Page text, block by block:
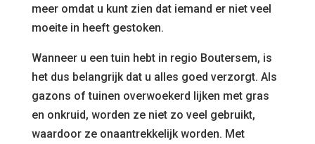
meer omdat u kunt zien dat iemand er niet veel
moeite in heeft gestoken.
Wanneer u een tuin hebt in regio Boutersem, is
het dus belangrijk dat u alles goed verzorgt. Als
gazons of tuinen overwoekerd lijken met gras
en onkruid, worden ze niet zo veel gebruikt,
waardoor ze onaantrekkelijk worden. Met